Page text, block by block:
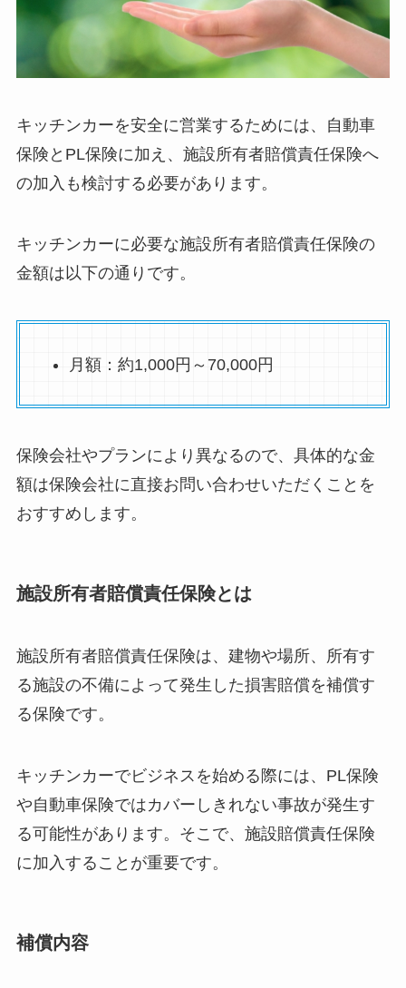
キッチンカーを安全に営業するためには、自動車
保険とPL保険に加え、施設所有者賠償責任保険へ
の加入も検討する必要があります。
キッチンカーに必要な施設所有者賠償責任保険の
金額は以下の通りです。
月額：約1,000円～70,000円
保険会社やプランにより異なるので、具体的な金
額は保険会社に直接お問い合わせいただくことを
おすすめします。
施設所有者賠償責任保険とは
施設所有者賠償責任保険は、建物や場所、所有す
る施設の不備によって発生した損害賠償を補償す
る保険です。
キッチンカーでビジネスを始める際には、PL保険
や自動車保険ではカバーしきれない事故が発生す
る可能性があります。そこで、施設賠償責任保険
に加入することが重要です。
補償内容